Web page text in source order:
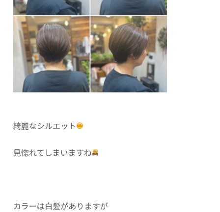
綺麗なシルエット
見惚れてしまいますね
カラーは白髪がありますが